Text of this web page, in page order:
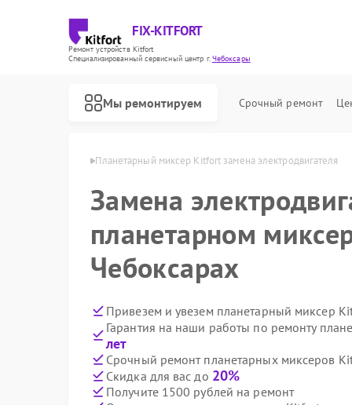
FIX-KITFORT
Ремонт устройств Kitfort
Специализированный cервисный центр г.Чебоксары
Мы ремонтируем Срочный ремонт
Планетарный миксер Kitfort замена электродвигателя
Замена
планетарном
Чебоксарах
Привезем и увезем планетарный миксер
Гарантия на наши работы по ремонту
лет
Срочный ремонт планетарных миксеров
Скидка для вас до 20%
Получите 1500 рублей на ремонт